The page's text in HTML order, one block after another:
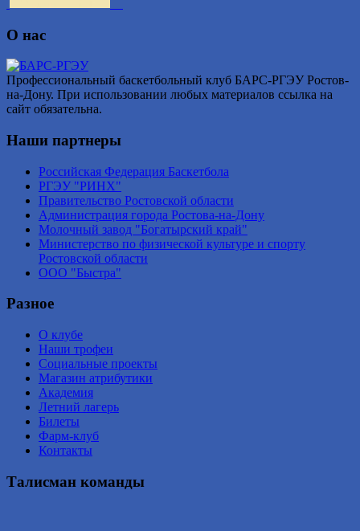
О нас
Профессиональный баскетбольный клуб БАРС-РГЭУ Ростов-
на-Дону. При использовании любых материалов ссылка на
сайт обязательна.
Наши партнеры
Российская Федерация Баскетбола
РГЭУ "РИНХ"
Правительство Ростовской области
Администрация города Ростова-на-Дону
Молочный завод "Богатырский край"
Министерство по физической культуре и спорту
Ростовской области
ООО "Быстра"
Разное
О клубе
Наши трофеи
Социальные проекты
Магазин атрибутики
Академия
Летний лагерь
Билеты
Фарм-клуб
Контакты
Талисман команды